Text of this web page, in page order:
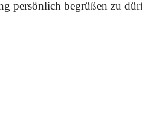
persönlich begrüßen zu